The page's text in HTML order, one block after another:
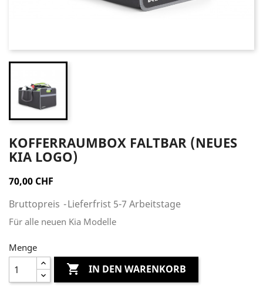
KOFFERRAUMBOX FALTBAR (NEUES
KIA LOGO)
70,00 CHF
Bruttopreis
Lieferfrist 5-7 Arbeitstage
Für alle neuen Kia Modelle
Menge
 IN DEN WARENKORB